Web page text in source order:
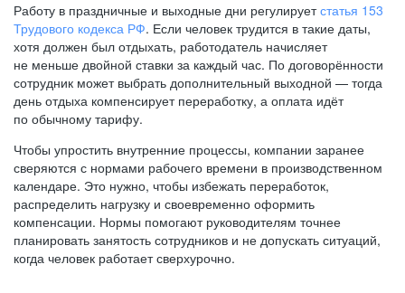
Работу в праздничные и выходные дни регулируетстатья 153
Трудового кодекса РФ. Если человек трудится в такие даты,
хотя должен был отдыхать, работодатель начисляет
не меньше двойной ставки за каждый час. По договорённости
сотрудник может выбрать дополнительный выходной — тогда
день отдыха компенсирует переработку, а оплата идёт
по обычному тарифу.
Чтобы упростить внутренние процессы, компании заранее
сверяются с нормами рабочего времени в производственном
календаре. Это нужно, чтобы избежать переработок,
распределить нагрузку и своевременно оформить
компенсации. Нормы помогают руководителям точнее
планировать занятость сотрудников и не допускать ситуаций,
когда человек работает сверхурочно.